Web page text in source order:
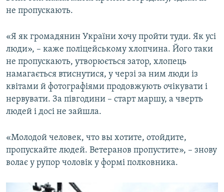
не пропускають.
«​Я як громадянин України хочу пройти туди. Як усі
люди», – каже поліцейському хлопчина. Його таки
не пропускають, утворюється затор, хлопець
намагається втиснутися, у черзі за ним люди із
квітами й фотографіями продовжують очікувати і
нервувати. За півгодини – старт маршу, а чверть
людей і досі не зайшла.
«​Молодой человек, что вы хотите, отойдите,
пропускайте людей. Ветеранов пропустите», – знову
волає у рупор чоловік у формі полковника.